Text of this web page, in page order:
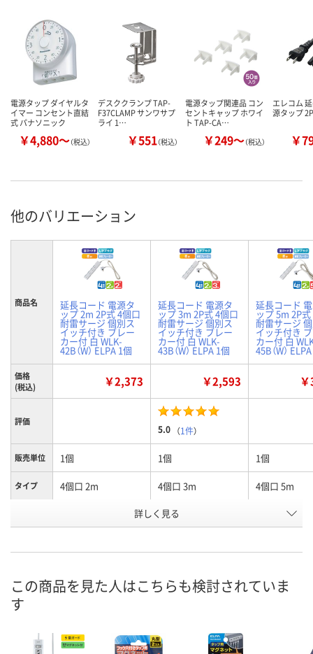
電源タップ ダイヤルタ
イマー コンセント直結
式 パナソニック
￥4,880～（税込）
デスククランプ TAP-
F37CLAMP サンワサプ
ライ 1…
￥551（税込）
電源タップ関連品 コン
セントキャップ ホワイ
ト TAP-CA…
￥249～（税込）
エレコム
源タップ
￥
他のバリエーション
商品名 延長コード 電源タ
ップ 2m 2P式 4個口
耐雷サージ 個別ス
イッチ付き ブレー
カー付 白 WLK-
42B（W） ELPA 1個
延長コード 電源タ
ップ 3m 2P式 4個口
耐雷サージ 個別ス
イッチ付き ブレー
カー付 白 WLK-
43B（W） ELPA 1個
延長コード
ップ 5m 2P
耐雷サージ
イッチ付き
カー付 白
45B（W）
価格
(税込)
￥2,373 ￥2,593
評価
5.0 （1件）
販売単位 1個 1個 1個
タイプ 4個口 2m 4個口 3m 4個口 5m
XP01232 XP01226
8月8日（土）
カゴへ カゴへ
詳しく見る
この商品を見た人はこちらも検討されていま
す